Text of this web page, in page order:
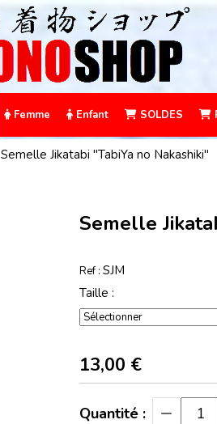
Femme Enfant SOLDES
Semelle Jikatabi "TabiYa no Nakashiki"
Semelle
Ref : SJM
Taille :
13,00 €
Quantité :